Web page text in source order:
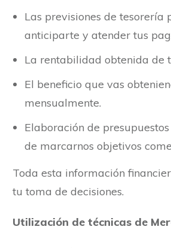
Las previsiones de tesorería
anticiparte y atender tus
La rentabilidad obtenida de
El beneficio que vas
mensualmente.
Elaboración de
de marcarnos objetivos
Toda esta información
tu toma de decisiones.
Utilización de técnicas de